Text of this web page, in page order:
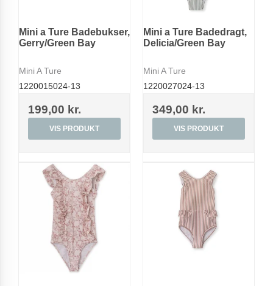
Mini a Ture Badebukser,
Gerry/Green Bay
Mini A Ture
1220015024-13
199,00 kr.
VIS PRODUKT
Mini a Ture Badedragt,
Delicia/Green Bay
Mini A Ture
1220027024-13
349,00 kr.
VIS PRODUKT